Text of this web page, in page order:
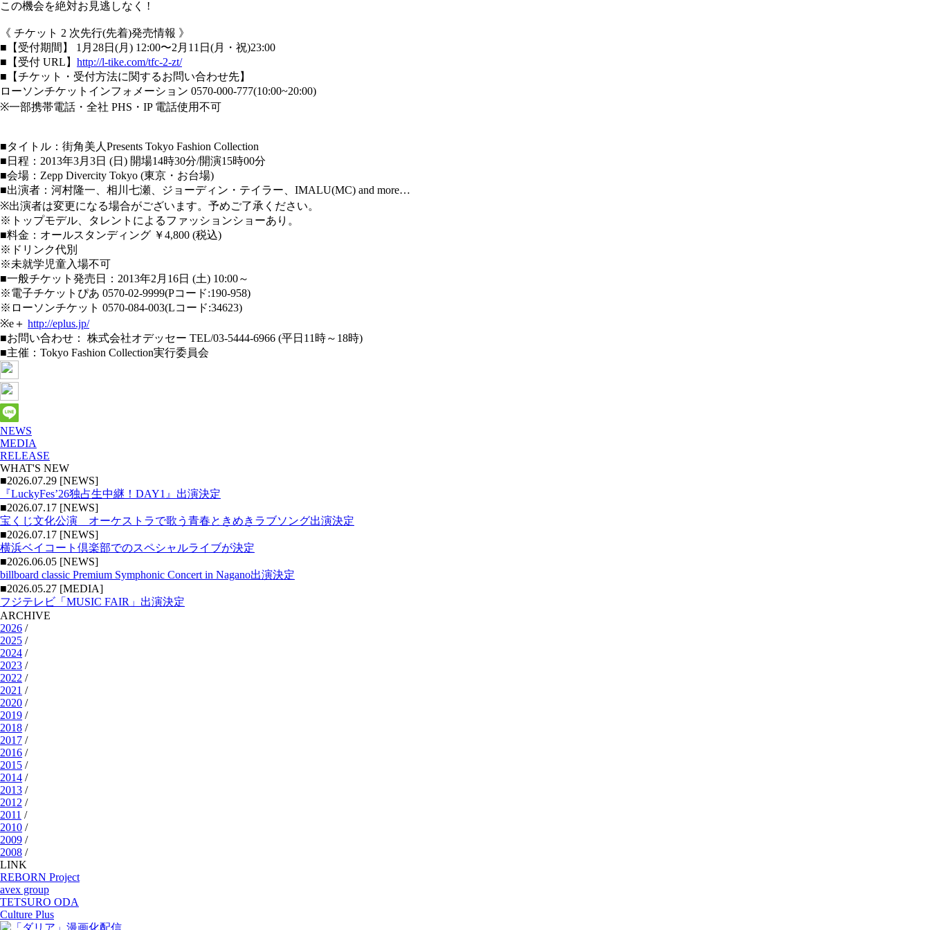
この機会を絶対お見逃しなく !
《 チケット 2 次先行(先着)発売情報 》
■【受付期間】 1月28日(月) 12:00〜2月11日(月・祝)23:00
■【受付 URL】 http://l-tike.com/tfc-2-zt/
■【チケット・受付方法に関するお問い合わせ先】
ローソンチケットインフォメーション 0570-000-777(10:00~20:00)
※一部携帯電話・全社 PHS・IP 電話使用不可
■タイトル：街角美人Presents Tokyo Fashion Collection
■日程：2013年3月3日 (日) 開場14時30分/開演15時00分
■会場：Zepp Divercity Tokyo (東京・お台場)
■出演者：河村隆一、相川七瀬、ジョーディン・テイラー、IMALU(MC) and more…
※出演者は変更になる場合がございます。予めご了承ください。
※トップモデル、タレントによるファッションショーあり。
■料金：オールスタンディング ￥4,800 (税込)
※ドリンク代別
※未就学児童入場不可
■一般チケット発売日：2013年2月16日 (土) 10:00～
※電子チケットぴあ 0570‐02‐9999(Pコード:190-958)
※ローソンチケット 0570-084-003(Lコード:34623)
※e＋ http://eplus.jp/
■お問い合わせ： 株式会社オデッセー TEL/03‐5444‐6966 (平日11時～18時)
■主催：Tokyo Fashion Collection実行委員会
NEWS
MEDIA
RELEASE
WHAT'S NEW
■2026.07.29 [NEWS]
『LuckyFes’26独占生中継！DAY1』出演決定
■2026.07.17 [NEWS]
宝くじ文化公演 オーケストラで歌う青春ときめきラブソング出演決定
■2026.07.17 [NEWS]
横浜ベイコート倶楽部でのスペシャルライブが決定
■2026.06.05 [NEWS]
billboard classic Premium Symphonic Concert in Nagano出演決定
■2026.05.27 [MEDIA]
フジテレビ「MUSIC FAIR」出演決定
ARCHIVE
2026 /
2025 /
2024 /
2023 /
2022 /
2021 /
2020 /
2019 /
2018 /
2017 /
2016 /
2015 /
2014 /
2013 /
2012 /
2011 /
2010 /
2009 /
2008 /
LINK
REBORN Project
avex group
TETSURO ODA
Culture Plus